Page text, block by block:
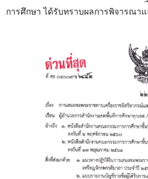
การศึกษา ได้รับทราบผลการพิจารณา